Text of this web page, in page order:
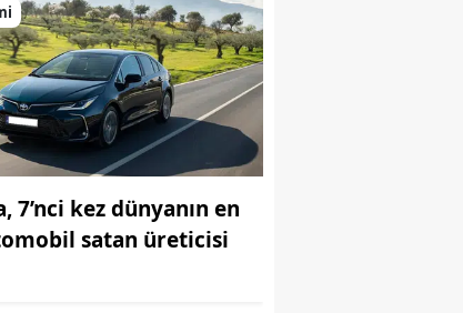
7’nci kez dünyanın en
satan üreticisi